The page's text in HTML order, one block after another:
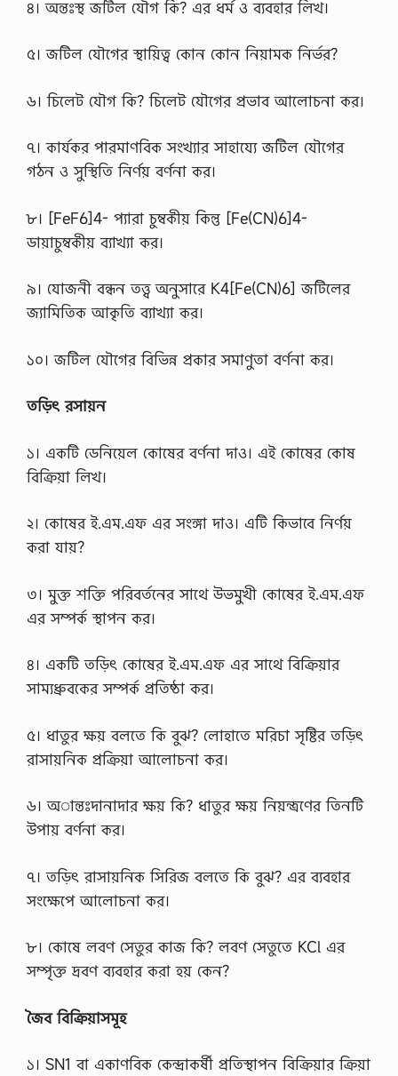
ত
৪। অন্তঃস্থ জটিল যৌগ কি? এর ধর্ম ও ব্যবহার লিখ।
৫। জটিল যৌগের স্থায়িত্ব কোন কোন নিয়ামক নির্ভর?
৬। চিলেট যৌগ কি? চিলেট যৌগের প্রভাব আলোচনা কর।
৭। কার্যকর পারমাণবিক সংখ্যার সাহায্যে জটিল যৌগের
গঠন ও সুস্থিতি নির্ণয় বর্ণনা কর।
৮। [FeF6]4- প্যারা চুম্বকীয় কিন্তু [Fe(CN)6]4-
ডায়াচুম্বকীয় ব্যাখ্যা কর।
৯। যোজনী বন্ধন তত্ত্ব অনুসারে K4[Fe(CN)6] জটিলের
জ্যামিতিক আকৃতি ব্যাখ্যা কর।
১০। জটিল যৌগের বিভিন্ন প্রকার সমাণুতা বর্ণনা কর।
তড়িৎ রসায়ন
১। একটি ডেনিয়েল কোষের বর্ণনা দাও। এই কোষের কোষ
বিক্রিয়া লিখ।
২। কোষের ই.এম.এফ এর সংঙ্গা দাও। এটি কিভাবে নির্ণয়
করা যায়?
৩। মুক্ত শক্তি পরিবর্তনের সাথে উভমুখী কোষের ই.এম.এফ
এর সম্পর্ক স্থাপন কর।
৪। একটি তড়িৎ কোষের ই.এম.এফ এর সাথে বিক্রিয়ার
সাম্যধ্রুবকের সম্পর্ক প্রতিষ্ঠা কর।
৫। ধাতুর ক্ষয় বলতে কি বুঝ? লোহাতে মরিচা সৃষ্টির তড়িৎ
রাসায়নিক প্রক্রিয়া আলোচনা কর।
৬। অান্তঃদানাদার ক্ষয় কি? ধাতুর ক্ষয় নিয়ন্ত্রণের তিনটি
উপায় বর্ণনা কর।
৭। তড়িৎ রাসায়নিক সিরিজ বলতে কি বুঝ? এর ব্যবহার
সংক্ষেপে আলোচনা কর।
৮। কোষে লবণ সেতুর কাজ কি? লবণ সেতুতে KCl এর
সম্পৃক্ত দ্রবণ ব্যবহার করা হয় কেন?
জৈব বিক্রিয়াসমূহ
১। SN1 বা একাণবিক কেন্দ্রাকর্ষী প্রতিস্থাপন বিক্রিয়ার ক্রিয়া